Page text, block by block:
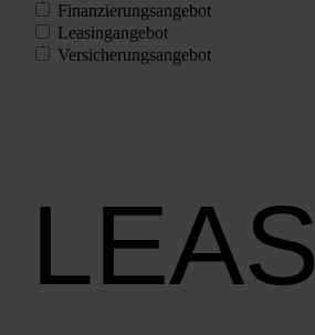
Finan­zie­rungs­an­ge­bot
Lea­sing­an­ge­bot
Ver­si­che­rungs­an­ge­bot